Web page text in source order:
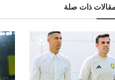
مقالات ذات صلة